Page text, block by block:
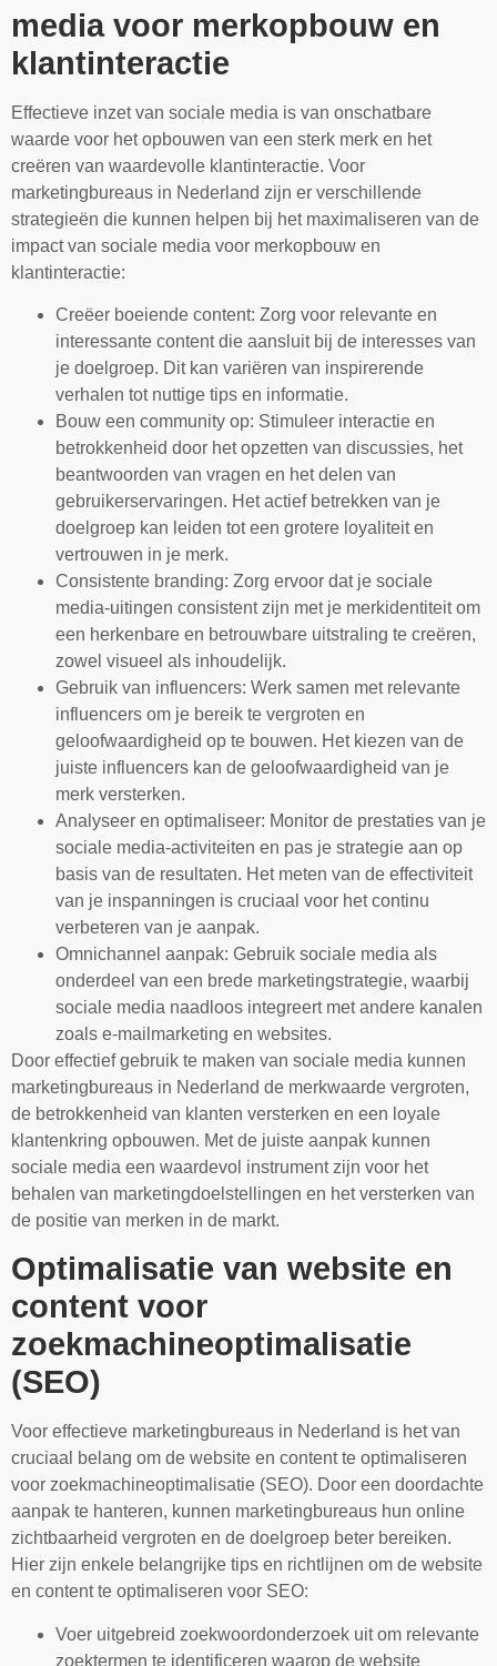
media voor merkopbouw en
klantinteractie
Effectieve inzet van sociale media is van onschatbare
waarde voor het opbouwen van een sterk merk en het
creëren van waardevolle klantinteractie. Voor
marketingbureaus in Nederland zijn er verschillende
strategieën die kunnen helpen bij het maximaliseren van de
impact van sociale media voor merkopbouw en
klantinteractie:
Creëer boeiende content: Zorg voor relevante en
interessante content die aansluit bij de interesses van
je doelgroep. Dit kan variëren van inspirerende
verhalen tot nuttige tips en informatie.
Bouw een community op: Stimuleer interactie en
betrokkenheid door het opzetten van discussies, het
beantwoorden van vragen en het delen van
gebruikerservaringen. Het actief betrekken van je
doelgroep kan leiden tot een grotere loyaliteit en
vertrouwen in je merk.
Consistente branding: Zorg ervoor dat je sociale
media-uitingen consistent zijn met je merkidentiteit om
een herkenbare en betrouwbare uitstraling te creëren,
zowel visueel als inhoudelijk.
Gebruik van influencers: Werk samen met relevante
influencers om je bereik te vergroten en
geloofwaardigheid op te bouwen. Het kiezen van de
juiste influencers kan de geloofwaardigheid van je
merk versterken.
Analyseer en optimaliseer: Monitor de prestaties van je
sociale media-activiteiten en pas je strategie aan op
basis van de resultaten. Het meten van de effectiviteit
van je inspanningen is cruciaal voor het continu
verbeteren van je aanpak.
Omnichannel aanpak: Gebruik sociale media als
onderdeel van een brede marketingstrategie, waarbij
sociale media naadloos integreert met andere kanalen
zoals e-mailmarketing en websites.
Door effectief gebruik te maken van sociale media kunnen
marketingbureaus in Nederland de merkwaarde vergroten,
de betrokkenheid van klanten versterken en een loyale
klantenkring opbouwen. Met de juiste aanpak kunnen
sociale media een waardevol instrument zijn voor het
behalen van marketingdoelstellingen en het versterken van
de positie van merken in de markt.
Optimalisatie van website en
content voor
zoekmachineoptimalisatie
(SEO)
Voor effectieve marketingbureaus in Nederland is het van
cruciaal belang om de website en content te optimaliseren
voor zoekmachineoptimalisatie (SEO). Door een doordachte
aanpak te hanteren, kunnen marketingbureaus hun online
zichtbaarheid vergroten en de doelgroep beter bereiken.
Hier zijn enkele belangrijke tips en richtlijnen om de website
en content te optimaliseren voor SEO:
Voer uitgebreid zoekwoordonderzoek uit om relevante
zoektermen te identificeren waarop de website